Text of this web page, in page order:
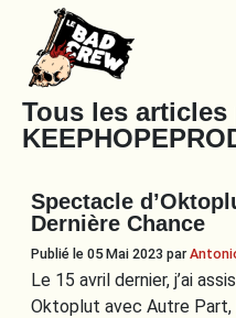
Le
Bad
Crew
Tous les
Spectacle
Dernière Chance
Publié le 05 Mai 2023 par
Le 15 avril dernier, j’ai
Oktoplut avec Autre Part,